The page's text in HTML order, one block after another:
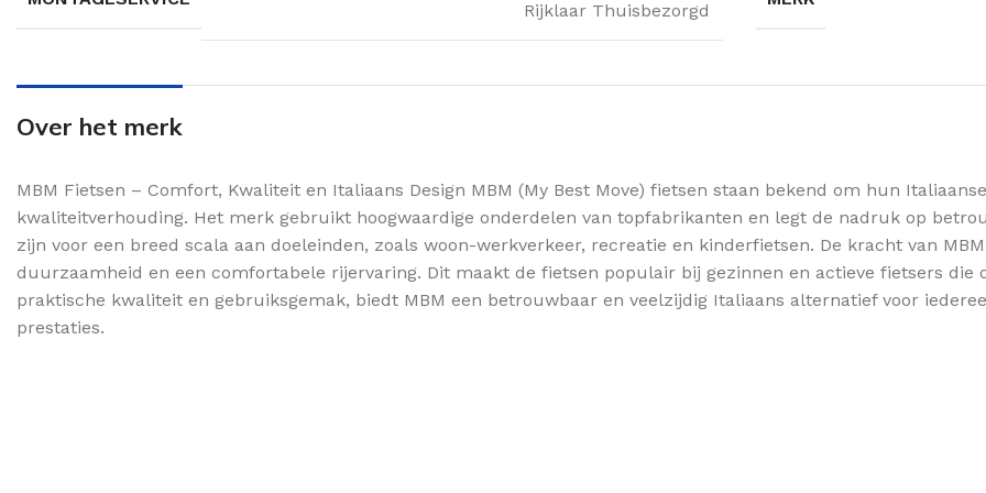
Rijklaar Thuisbezorgd
Over het merk
MBM Fietsen – Comfort, Kwaliteit en Italiaans Design MBM (My Best Move) fietsen staan bekend om hun
kwaliteitverhouding. Het merk gebruikt hoogwaardige onderdelen van topfabrikanten en legt de nadruk op
zijn voor een breed scala aan doeleinden, zoals woon-werkverkeer, recreatie en kinderfietsen. De kracht van
duurzaamheid en een comfortabele rijervaring. Dit maakt de fietsen populair bij gezinnen en actieve fietsers
praktische kwaliteit en gebruiksgemak, biedt MBM een betrouwbaar en veelzijdig Italiaans alternatief voor
prestaties.